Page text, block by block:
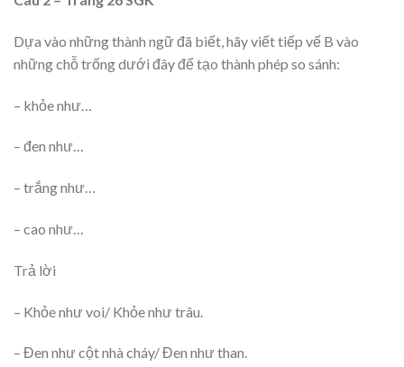
Dựa vào những thành ngữ đã biết, hãy viết tiếp vế B vào
những chỗ trống dưới đây để tạo thành phép so sánh:
– khỏe như…
– đen như…
– trắng như…
– cao như…
Trả lời
– Khỏe như voi/ Khỏe như trâu.
– Đen như cột nhà cháy/ Đen như than.